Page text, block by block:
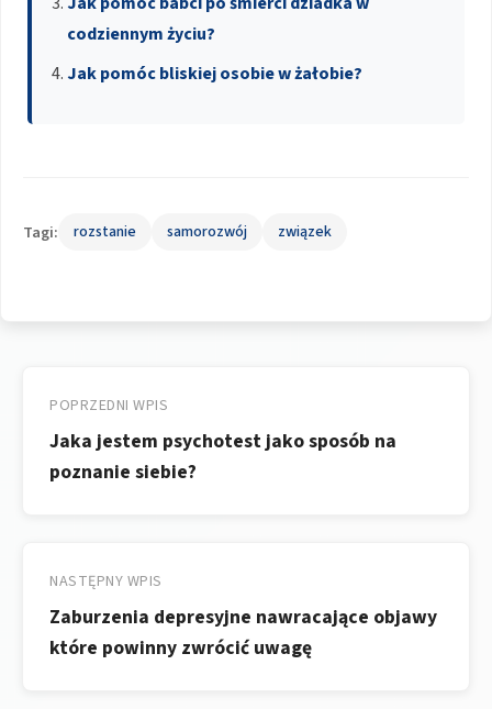
codziennym życiu?
Jak pomóc bliskiej osobie w żałobie?
Tagi: rozstanie samorozwój związek
wpisu
POPRZEDNI WPIS
Jaka jestem psychotest jako sposób na
poznanie siebie?
NASTĘPNY WPIS
Zaburzenia depresyjne nawracające objawy
które powinny zwrócić uwagę